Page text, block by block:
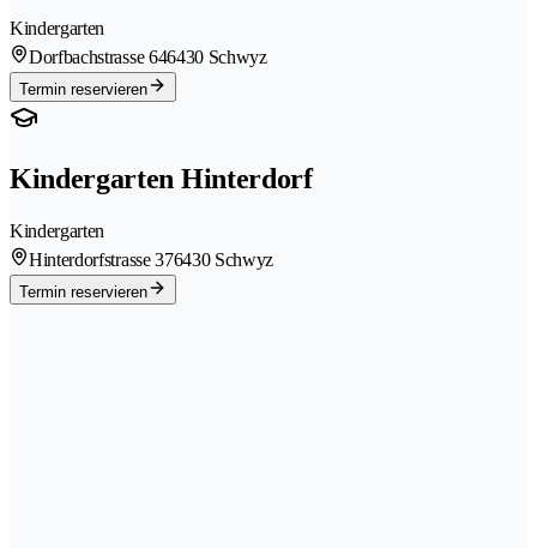
Kindergarten
Dorfbachstrasse 646430 Schwyz
Termin reservieren
Kindergarten Hinterdorf
Kindergarten
Hinterdorfstrasse 376430 Schwyz
Termin reservieren